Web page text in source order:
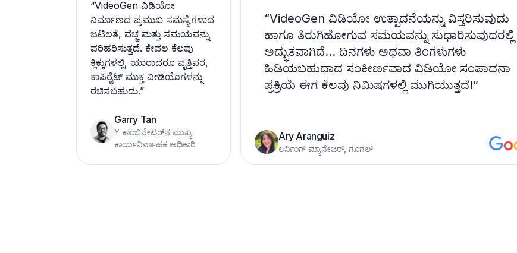
“VideoGen ವಿಡಿಯೋ ಉತ್ಪಾದನೆಯನ್ನು ವಿಸ್ತರಿಸುವುದು
ಹಾಗೂ ತಿರುಗಿಹೋಗುವ ಸಮಯವನ್ನು ಸುಧಾರಿಸುವುದರಲ್ಲಿ
ಅದ್ಭುತವಾಗಿದೆ... ದಿನಗಳು ಅಥವಾ ತಿಂಗಳುಗಳು
ಹಿಡಿಯಬಹುದಾದ ಸಂಕೀರ್ಣವಾದ ವಿಡಿಯೋ ಸಂಪಾದನಾ
ಪ್ರಕ್ರಿಯೆ ಈಗ ಕೆಲವು ನಿಮಿಷಗಳಲ್ಲಿ ಮುಗಿಯುತ್ತದೆ!”
Ary Aranguiz
ಲರ್ನಿಂಗ್ ಮ್ಯಾನೇಜರ್, ಗೂಗಲ್
“VideoGen ವಿಡಿಯೋ
ನಿರ್ಮಾಣದ ಪ್ರಮುಖ ಸಮಸ್ಯೆಗಳಾದ
ಜಟಿಲತೆ, ವೆಚ್ಚ ಮತ್ತು ಸಮಯವನ್ನು
ಪರಿಹರಿಸುತ್ತದೆ. ಕೇವಲ ಕೆಲವು
ಕ್ಲಿಕ್ಕುಗಳಲ್ಲಿ, ಯಾರಾದರೂ ವೃತ್ತಿಪರ,
ಕಾಪಿರೈಟ್ ಮುಕ್ತ ವೀಡಿಯೊಗಳನ್ನು
ರಚಿಸಬಹುದು.”
Garry Tan
Y ಕಾಂಬಿನೇಟರ್‌ನ ಮುಖ್ಯ
ಕಾರ್ಯನಿರ್ವಾಹಕ ಅಧಿಕಾರಿ